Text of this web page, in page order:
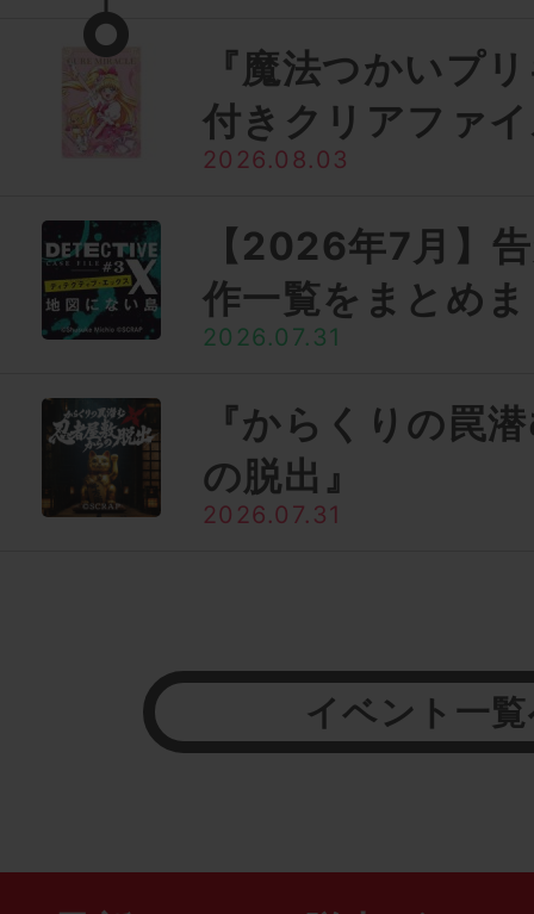
『魔法つかいプ
付きクリアファ
2026.08.03
【2026年7月】
作一覧をまとめ
2026.07.31
『からくりの罠
の脱出』
2026.07.31
イベント一